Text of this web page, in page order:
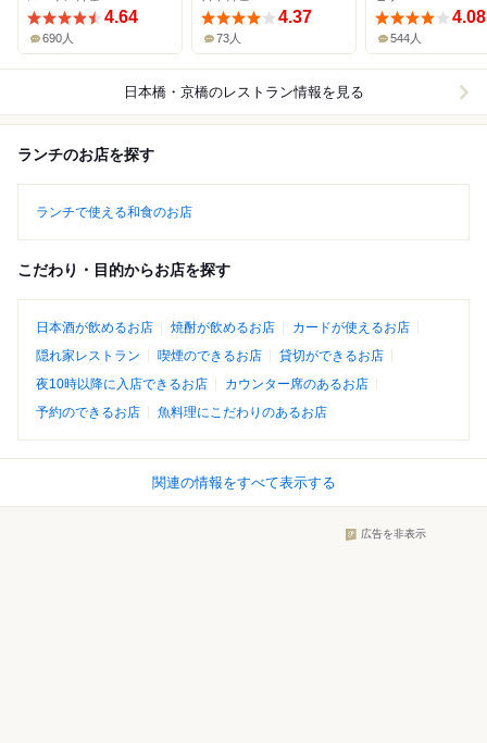
4.64
690人
4.37
73人
4.08
544人
日本橋・京橋のレストラン情報を見る
ランチのお店を探す
ランチで使える和食のお店
こだわり・目的からお店を探す
日本酒が飲めるお店 焼酎が飲めるお店
カードが使えるお店
隠れ家レストラン
喫煙のできるお店
貸切ができるお店
夜10時以降に入店できるお店
カウンター席のあるお店
予約のできるお店
魚料理にこだわりのあるお店
関連の情報をすべて表示する
広告を非表示